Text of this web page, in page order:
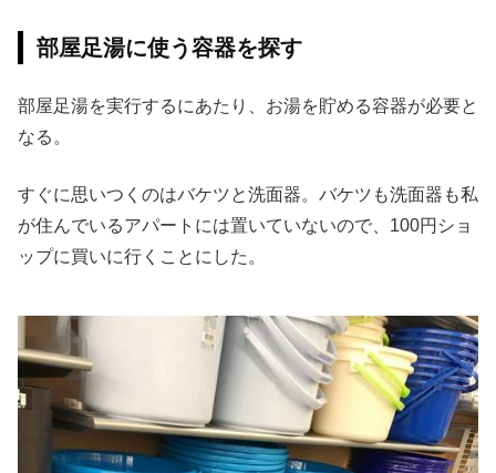
部屋足湯に使う容器を探す
部屋足湯を実行するにあたり、お湯を貯める容器が必要と
なる。
すぐに思いつくのはバケツと洗面器。バケツも洗面器も私
が住んでいるアパートには置いていないので、100円ショ
ップに買いに行くことにした。